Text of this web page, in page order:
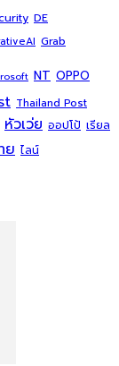
DE
Grab
NT OPPO
Thailand Post
หัวเว่ย ออปโป้ เรียล
ย ไลน์